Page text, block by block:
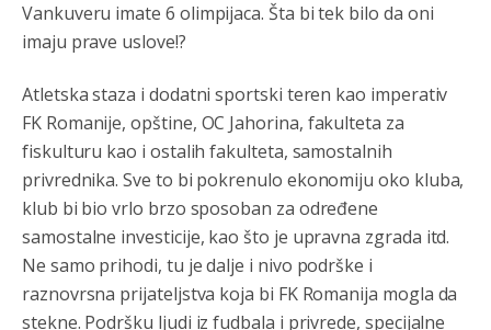
Vankuveru imate 6 olimpijaca. Šta bi tek bilo da oni
imaju prave uslove!?
Atletska staza i dodatni sportski teren kao imperativ
FK Romanije, opštine, OC Jahorina, fakulteta za
fiskulturu kao i ostalih fakulteta, samostalnih
privrednika. Sve to bi pokrenulo ekonomiju oko kluba,
klub bi bio vrlo brzo sposoban za određene
samostalne investicije, kao što je upravna zgrada itd.
Ne samo prihodi, tu je dalje i nivo podrške i
raznovrsna prijateljstva koja bi FK Romanija mogla da
stekne. Podršku ljudi iz fudbala i privrede, specijalne
Анонимно2807895
Dobro zboris 791,ovaj721 dok nije bilo interneta,samo
mu je porodica znala da je glup!
Анонимно2807895 8/6/2026 12:18
Drzi pod kontrolom tri stvari jezik,karakter i
ponasanje...Uzivotu brani tri stvari:cast,prijatelja i
slabije.Iz
zivota iskljuci tri stvari uvredu,neznanje i
zavist.Svedok si ziv gaji tri stvari dobrotu,pamet i
prijateljstvo!!
Анонимно2806721 8/6/2026 12:39